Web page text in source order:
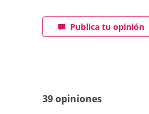
Publica tu opinión
39 opiniones